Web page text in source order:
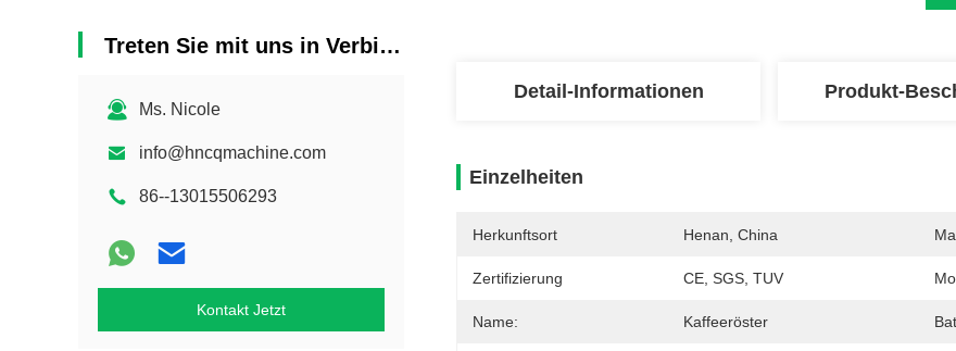
Treten Sie mit uns in Verbindung
Ms. Nicole
info@hncqmachine.com
86--13015506293
Kontakt Jetzt
Detail-Informationen Produkt-
Einzelheiten
Herkunftsort Henan, China
Zertifizierung CE, SGS, TUV
Name: Kaffeeröster